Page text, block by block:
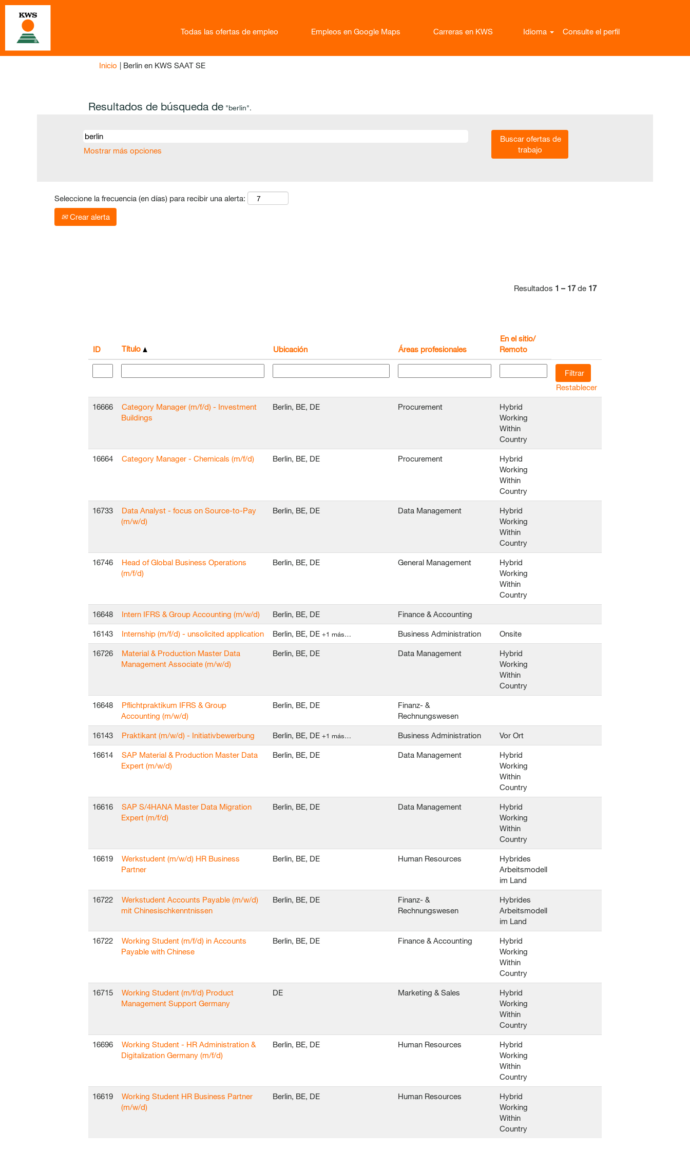
Todas las ofertas de empleo Empleos en Google Maps Carreras en KWS Idioma Consulte el perfil
Inicio | Berlin en KWS SAAT SE(página
Resultados de búsqueda de "berlin".
Mostrar más opciones
Seleccione la frecuencia (en días) para recibir una alerta:
Crear alerta
Resultados 1 – 17de 17
ID Título Ubicación Áreas profesionales
En el sitio/
Remoto
Restablecer
16666
Category Manager (m/f/d) - Investment
Buildings
Berlin, BE, DE Procurement
Hybrid
Working
Within
Country
16664 Category Manager - Chemicals (m/f/d) Berlin, BE, DE Procurement
Hybrid
Working
Within
Country
16733
Data Analyst - focus on Source-to-Pay
(m/w/d)
Berlin, BE, DE Data Management
Hybrid
Working
Within
Country
16746
Head of Global Business Operations
(m/f/d)
Berlin, BE, DE General Management
Hybrid
Working
Within
Country
16648 Intern IFRS & Group Accounting (m/w/d) Berlin, BE, DE Finance & Accounting
16143 Internship (m/f/d) - unsolicited application Berlin, BE, DE +1 más… Business Administration Onsite
16726
Material & Production Master Data
Management Associate (m/w/d)
Berlin, BE, DE Data Management
Hybrid
Working
Within
Country
16648
Pflichtpraktikum IFRS & Group
Accounting (m/w/d)
Berlin, BE, DE
Finanz- &
Rechnungswesen
16143 Praktikant (m/w/d) - Initiativbewerbung Berlin, BE, DE +1 más… Business Administration Vor Ort
16614
SAP Material & Production Master Data
Expert (m/w/d)
Berlin, BE, DE Data Management
Hybrid
Working
Within
Country
16616
SAP S/4HANA Master Data Migration
Expert (m/f/d)
Berlin, BE, DE Data Management
Hybrid
Working
Within
Country
16619
Werkstudent (m/w/d) HR Business
Partner
Berlin, BE, DE Human Resources
Hybrides
Arbeitsmodell
im Land
16722
Werkstudent Accounts Payable (m/w/d)
mit Chinesischkenntnissen
Berlin, BE, DE
Finanz- &
Rechnungswesen
Hybrides
Arbeitsmodell
im Land
16722
Working Student (m/f/d) in Accounts
Payable with Chinese
Berlin, BE, DE Finance & Accounting
Hybrid
Working
Within
Country
16715
Working Student (m/f/d) Product
Management Support Germany
DE Marketing & Sales
Hybrid
Working
Within
Country
16696
Working Student - HR Administration &
Digitalization Germany (m/f/d)
Berlin, BE, DE Human Resources
Hybrid
Working
Within
Country
16619
Working Student HR Business Partner
(m/w/d)
Berlin, BE, DE Human Resources
Hybrid
Working
Within
Country